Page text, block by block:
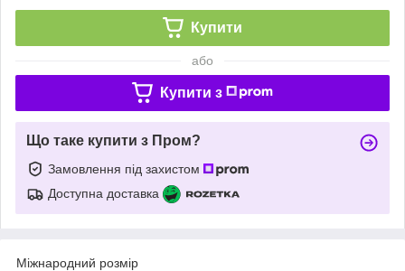
Купити
або
Купити з
Що таке купити з Пром?
Замовлення під захистом
Доступна доставка
Міжнародний розмір